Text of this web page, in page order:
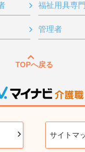
福祉用具専
管理者
TOPへ戻る
サイトマ